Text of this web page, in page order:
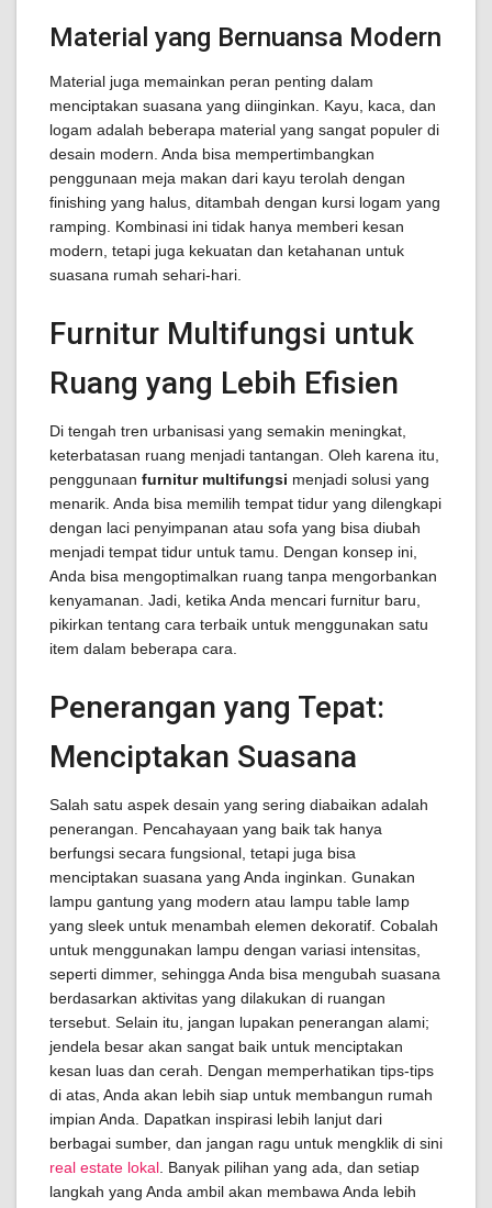
Material yang Bernuansa Modern
Material juga memainkan peran penting dalam
menciptakan suasana yang diinginkan. Kayu, kaca, dan
logam adalah beberapa material yang sangat populer di
desain modern. Anda bisa mempertimbangkan
penggunaan meja makan dari kayu terolah dengan
finishing yang halus, ditambah dengan kursi logam yang
ramping. Kombinasi ini tidak hanya memberi kesan
modern, tetapi juga kekuatan dan ketahanan untuk
suasana rumah sehari-hari.
Furnitur Multifungsi untuk
Ruang yang Lebih Efisien
Di tengah tren urbanisasi yang semakin meningkat,
keterbatasan ruang menjadi tantangan. Oleh karena itu,
penggunaan furnitur multifungsi menjadi solusi yang
menarik. Anda bisa memilih tempat tidur yang dilengkapi
dengan laci penyimpanan atau sofa yang bisa diubah
menjadi tempat tidur untuk tamu. Dengan konsep ini,
Anda bisa mengoptimalkan ruang tanpa mengorbankan
kenyamanan. Jadi, ketika Anda mencari furnitur baru,
pikirkan tentang cara terbaik untuk menggunakan satu
item dalam beberapa cara.
Penerangan yang Tepat:
Menciptakan Suasana
Salah satu aspek desain yang sering diabaikan adalah
penerangan. Pencahayaan yang baik tak hanya
berfungsi secara fungsional, tetapi juga bisa
menciptakan suasana yang Anda inginkan. Gunakan
lampu gantung yang modern atau lampu table lamp
yang sleek untuk menambah elemen dekoratif. Cobalah
untuk menggunakan lampu dengan variasi intensitas,
seperti dimmer, sehingga Anda bisa mengubah suasana
berdasarkan aktivitas yang dilakukan di ruangan
tersebut. Selain itu, jangan lupakan penerangan alami;
jendela besar akan sangat baik untuk menciptakan
kesan luas dan cerah. Dengan memperhatikan tips-tips
di atas, Anda akan lebih siap untuk membangun rumah
impian Anda. Dapatkan inspirasi lebih lanjut dari
berbagai sumber, dan jangan ragu untuk mengklik di sini
real estate lokal . Banyak pilihan yang ada, dan setiap
langkah yang Anda ambil akan membawa Anda lebih